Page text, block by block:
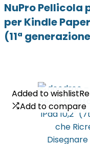
NuPro
per Kindle
(11ª
Added to wishlist
Add to compare
Added to wishlist
Add to compare